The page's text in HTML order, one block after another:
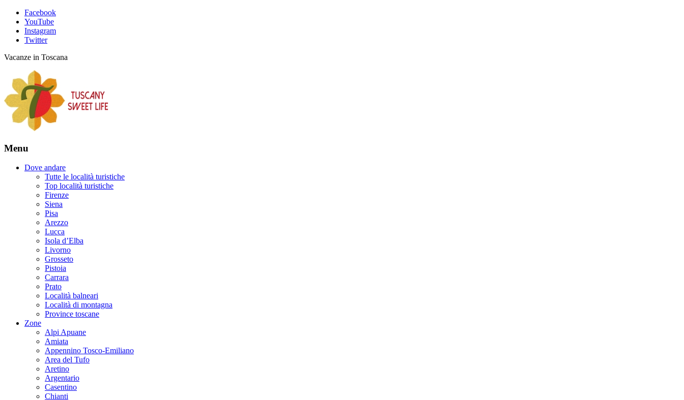
Facebook
YouTube
Instagram
Twitter
Vacanze in Toscana
Menu
Dove andare
Tutte le località turistiche
Top località turistiche
Firenze
Siena
Pisa
Arezzo
Lucca
Isola d’Elba
Livorno
Grosseto
Pistoia
Carrara
Prato
Località balneari
Località di montagna
Province toscane
Zone
Alpi Apuane
Amiata
Appennino Tosco-Emiliano
Area del Tufo
Aretino
Argentario
Casentino
Chianti